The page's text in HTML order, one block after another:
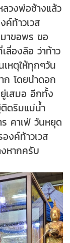
วงพ่อช้างแล้ว
ท้าวเวส
าขอพร ขอ
ลื่องลือ ว่าท้าว
หตุให้ทุกๆวัน
ก โดยนำดอก
เสมอ อีกทั้ง
ดริมแม่น้ำ
ร คาเฟ่ วันหยุด
งค์ท้าวเวส
หากครับ